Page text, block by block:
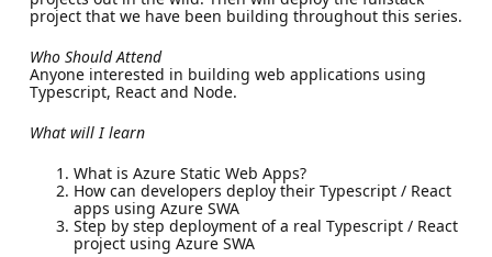
project that we have been building throughout this series.
Who Should Attend
Anyone interested in building web applications using
Typescript, React and Node.
What will I learn
What is Azure Static Web Apps?
How can developers deploy their Typescript / React
apps using Azure SWA
Step by step deployment of a real Typescript / React
project using Azure SWA